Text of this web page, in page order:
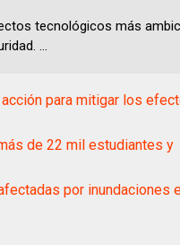
tecnológicos más
...
acción para mitigar los
de 22 mil estudiantes y
por inundaciones